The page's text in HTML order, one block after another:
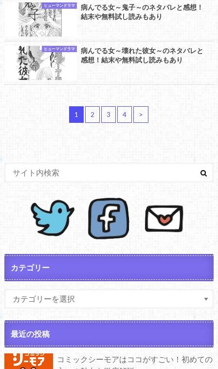
ヒューマンドラマ
病んでる女～鬼子～のネタバレと感想！
結末や無料試し読みもあり
ヒューマンドラマ
病んでる女～壊れた彼女～のネタバレと
感想！結末や無料試し読みもあり
1 2 3 4 >
カテゴリー
最近の投稿
コミックシーモアはココがすごい！初めての